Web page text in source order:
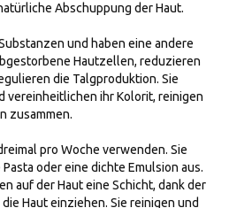
Abschuppung der Haut.
und haben eine andere
Hautzellen, reduzieren
die Talgproduktion. Sie
vereinheitlichen ihr Kolorit, reinigen
zusammen.
pro Woche verwenden. Sie
oder eine dichte Emulsion aus.
auf der Haut eine Schicht, dank der
Haut einziehen. Sie reinigen und